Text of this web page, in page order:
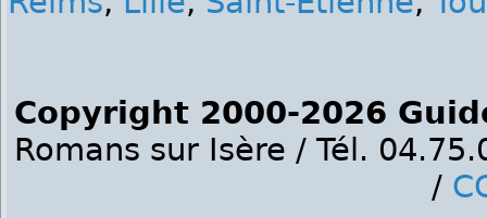
Copyright 2000-2026
Romans sur Isère / Tél.
/